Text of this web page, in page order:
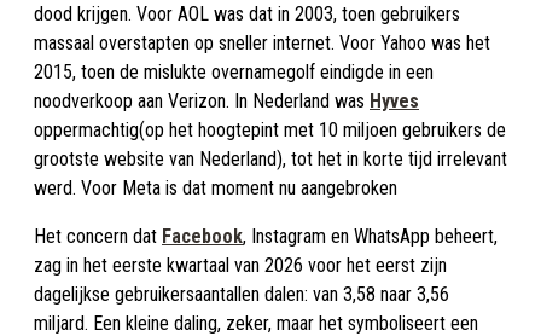
dood krijgen. Voor AOL was dat in 2003, toen gebruikers
massaal overstapten op sneller internet. Voor Yahoo was het
2015, toen de mislukte overnamegolf eindigde in een
noodverkoop aan Verizon. In Nederland was Hyves
oppermachtig(op het hoogtepint met 10 miljoen gebruikers de
grootste website van Nederland), tot het in korte tijd irrelevant
werd. Voor Meta is dat moment nu aangebroken
Het concern dat Facebook, Instagram en WhatsApp beheert,
zag in het eerste kwartaal van 2026 voor het eerst zijn
dagelijkse gebruikersaantallen dalen: van 3,58 naar 3,56
miljard. Een kleine daling, zeker, maar het symboliseert een